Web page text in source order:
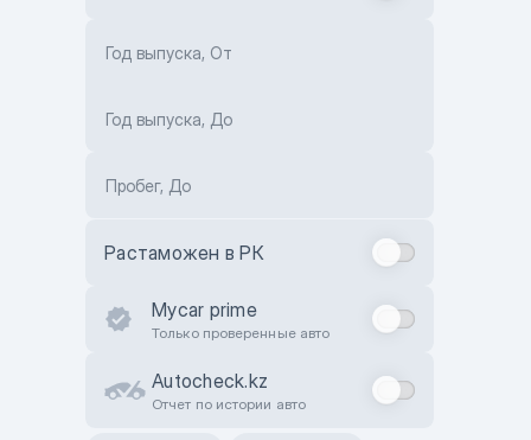
Год выпуска, От
Год выпуска, До
Пробег, До
Растаможен в РК
Mycar prime
Только проверенные авто
Autocheck.kz
Отчет по истории авто